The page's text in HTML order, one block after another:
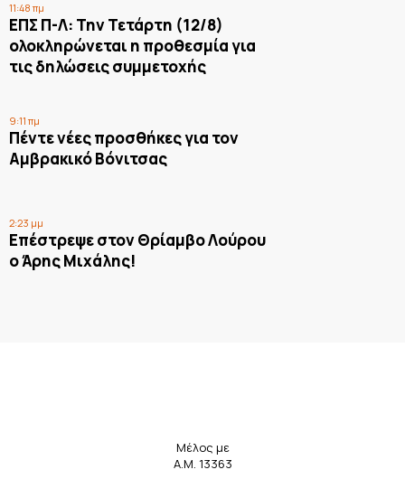
11:48 πμ
ΕΠΣ Π-Λ: Την Τετάρτη (12/8)
ολοκληρώνεται η προθεσμία για
τις δηλώσεις συμμετοχής
9:11 πμ
Πέντε νέες προσθήκες για τον
Αμβρακικό Βόνιτσας
2:23 μμ
Επέστρεψε στον Θρίαμβο Λούρου
ο Άρης Μιχάλης!
Μέλος με
Α.Μ. 13363